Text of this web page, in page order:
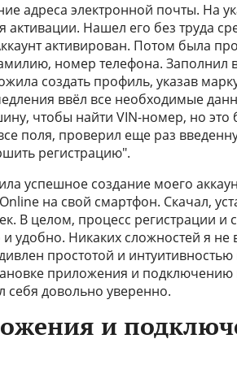
адреса электронной почты. На
Нашел его без труда
активирован. Потом была
номер телефона. Заполнил
создать профиль, указав
ввёл все необходимые
чтобы найти VIN-номер, но
поля, проверил еще раз
регистрацию".
успешное создание моего
на свой смартфон. Скачал,
В целом, процесс регистрации и
удобно. Никаких сложностей я не
простотой и интуитивностью
приложения и
себя довольно уверенно.
и